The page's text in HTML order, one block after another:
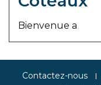
Bienvenue a
Contactez-nous